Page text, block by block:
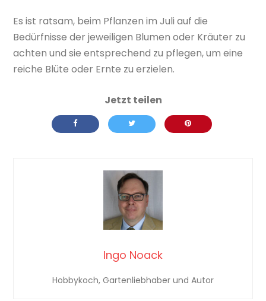
Es ist ratsam, beim Pflanzen im Juli auf die
Bedürfnisse der jeweiligen Blumen oder Kräuter zu
achten und sie entsprechend zu pflegen, um eine
reiche Blüte oder Ernte zu erzielen.
Ingo Noack
Hobbykoch, Gartenliebhaber und Autor